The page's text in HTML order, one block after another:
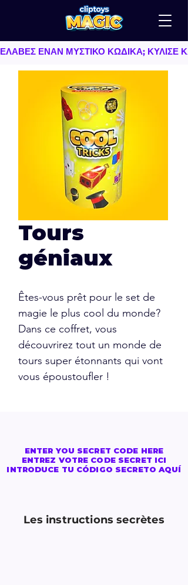
ΕΛΑΒΕΣ ΕΝΑΝ ΜΥΣΤΙΚΟ ΚΩΔΙΚΑ; ΚΥΛΙΣΕ
Tours
géniaux
Êtes-vous prêt pour le set de
magie le plus cool du monde?
Dans ce coffret, vous
découvrirez tout un monde de
tours super étonnants qui vont
vous époustoufler !
ENTER YOU SECRET CODE HERE
ENTREZ VOTRE CODE SECRET ICI
INTRODUCE TU CÓDIGO SECRETO AQUÍ
Les instructions secrètes